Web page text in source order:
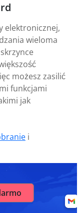
elektronicznej,
wieloma
możesz zasilić
funkcjami
jak
i